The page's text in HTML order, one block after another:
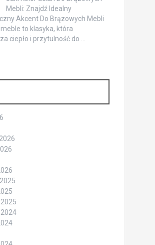
Mebli: Znajdź Idealny
Akcent Do Brązowych Mebli
to klasyka, która
ciepło i przytulność do …